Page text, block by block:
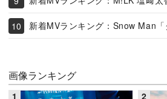
新着MVランキング：Snow Man「
画像ランキング